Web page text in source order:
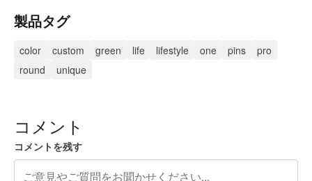
製品タグ
color custom green life lifestyle one pins
pro
round
unique
コメント
コメントを残す